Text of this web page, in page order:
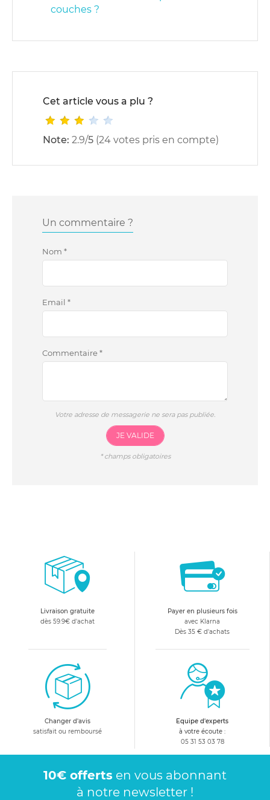
couches ?
Cet article vous a plu ?
Note: 2.9/5 (24 votes pris en compte)
Un commentaire ?
Nom *
Email *
Commentaire*
Votre adresse de messagerie ne sera pas publiée.
JE VALIDE
*champs obligatoires
Livraison gratuite
dès 59.9€ d'achat
Payer en plusieurs fois
avec Klarna
Dès 35 € d'achats
Changer d'avis
satisfait ou remboursé
Equipe d'experts
à votre écoute :
05 31 53 03 78
10€ offerts en vous abonnant
à notre newsletter !